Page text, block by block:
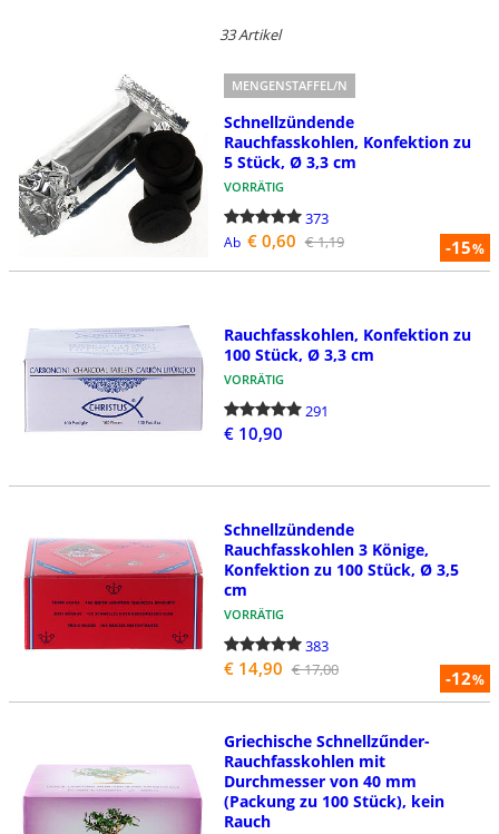
33 Artikel
-15%
MENGENSTAFFEL/N
Schnellzündende
Rauchfasskohlen, Konfektion zu
5 Stück, Ø 3,3 cm
VORRÄTIG
373
Ab € 0,60 € 1,19
Rauchfasskohlen, Konfektion zu
100 Stück, Ø 3,3 cm
VORRÄTIG
291
€ 10,90
-12%
Schnellzündende
Rauchfasskohlen 3 Könige,
Konfektion zu 100 Stück, Ø 3,5
cm
VORRÄTIG
383
€ 14,90 € 17,00
Griechische Schnellzűnder-
Rauchfasskohlen mit
Durchmesser von 40 mm
(Packung zu 100 Stück), kein
Rauch